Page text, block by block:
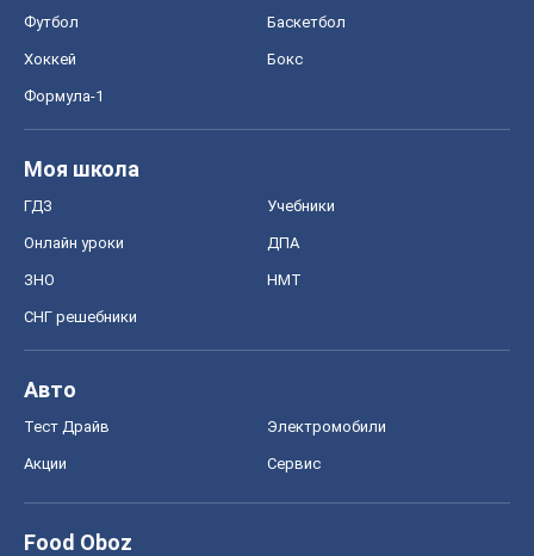
Футбол Баскетбол
Хоккей Бокс
Формула-1
Моя школа
ГДЗ Учебники
Онлайн уроки ДПА
ЗНО НМТ
СНГ решебники
Авто
Тест Драйв Электромобили
Акции Сервис
Food Oboz